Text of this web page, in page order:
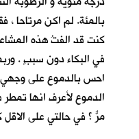
بالمئة. لم اكن مرتاحا ،
كنت قد الفتُ هذه
في البكاء دون سببٍ .
احس بالدموع على
الدموع لأعرف انها
مرٌّ ؟ في حالتي على